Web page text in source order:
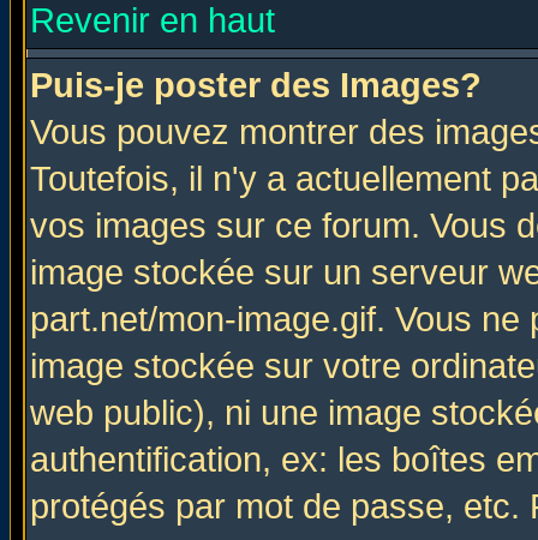
Revenir en haut
Puis-je poster des Images?
Vous pouvez montrer des
Toutefois, il n'y a actuellement
vos images sur ce forum. Vous
image stockée sur un serveur
part.net/mon-image.gif. Vous
image stockée sur votre
web public), ni une image
authentification, ex: les boîtes
protégés par mot de passe,